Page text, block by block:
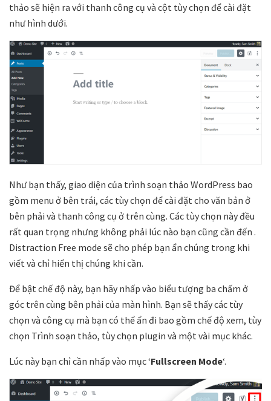
thảo sẽ hiện ra với thanh công cụ và cột tùy chọn để cài đặt
như hình dưới.
Như bạn thấy, giao diện của trình soạn thảo WordPress bao
gồm menu ở bên trái, các tùy chọn để cài đặt cho văn bản ở
bên phải và thanh công cụ ở trên cùng. Các tùy chọn này đều
rất quan trọng nhưng không phải lúc nào bạn cũng cần đến .
Distraction Free mode sẽ cho phép bạn ẩn chúng trong khi
viết và chỉ hiển thị chúng khi cần.
Để bật chế độ này, bạn hãy nhấp vào biểu tượng ba chấm ở
góc trên cùng bên phải của màn hình. Bạn sẽ thấy các tùy
chọn và công cụ mà bạn có thể ẩn đi bao gồm chế độ xem, tùy
chọn Trình soạn thảo, tùy chọn plugin và một vài mục khác.
Lúc này bạn chỉ cần nhấp vào mục ‘Fullscreen Mode‘.